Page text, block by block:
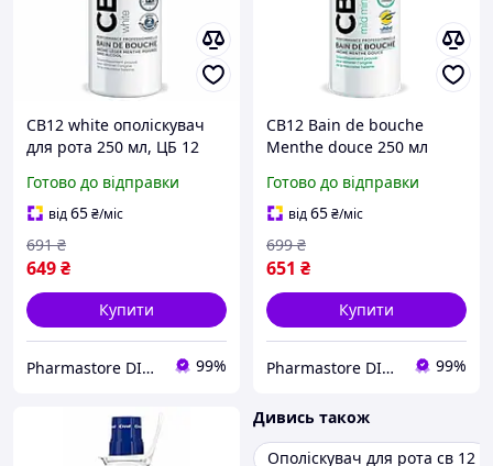
CB12 white ополіскувач
для рота 250 мл, ЦБ 12
дихання, без спирту, з
фтором 0,05%
Готово до відправки
від65₴/міс
649₴
691 ₴
Купити
Pharmastore DISCOUNT 99%
CB12 Bain de bouche
Menthe douce 250 мл
ополіскувач для рота від
неприємного запаху 12 г.
свіжості.
Готово до відправки
від65₴/міс
651 ₴
699 ₴
Купити
Pharmastore DISCOUNT 99%
Дивись також
Ополіскувач для рота св 12